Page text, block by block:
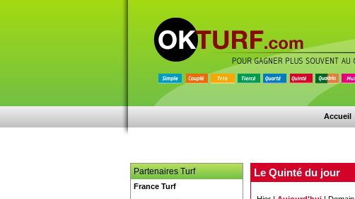
Accueil
Le Quinté du jour
Partenaires Turf
France Turf